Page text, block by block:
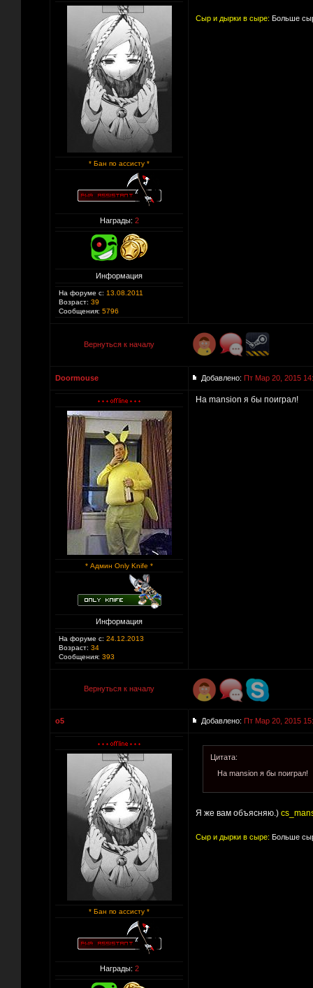
* Бан по ассисту *
Награды: 2
Информация
На форуме с: 13.08.2011
Возраст: 39
Сообщения: 5796
Сыр и дырки в сыре: Больше
Вернуться к началу
Doormouse Добавлено: Пт Мар 20, 2015
* Админ Only Knife *
Информация
На форуме с: 24.12.2013
Возраст: 34
Сообщения: 393
На mansion я бы поиграл!
Вернуться к началу
o5 Добавлено: Пт Мар 20, 2015
* Бан по ассисту *
Награды: 2
Цитата:
На mansion я бы поиграл!
Я же вам объясняю.)
Сыр и дырки в сыре: Больше